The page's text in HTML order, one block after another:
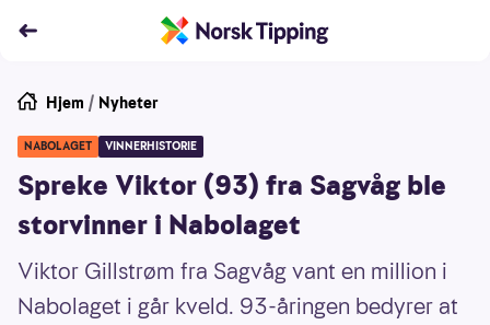
Hjem / Nyheter
NABOLAGET VINNERHISTORIE
Spreke Viktor (93) fra Sagvåg ble
storvinner i Nabolaget
Viktor Gillstrøm fra Sagvåg vant en million i
Nabolaget i går kveld. 93-åringen bedyrer at